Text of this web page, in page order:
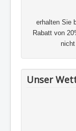
erhalten Sie
Rabatt von
Unser